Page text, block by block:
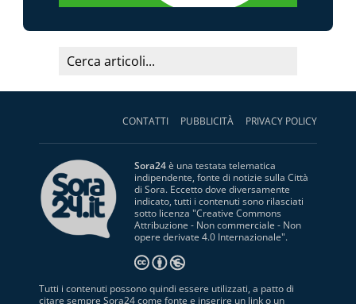
CONTATTI PUBBLICITÀ PRIVACY POLICY
Sora24è una testata telematica
indipendente, fonte di notizie sulla Città
di Sora. Eccetto dove diversamente
indicato, tutti i contenuti sono rilasciati
sotto licenza "Creative Commons
Attribuzione - Non commerciale - Non
opere derivate 4.0 Internazionale".
Tutti i contenuti possono quindi essere utilizzati, a patto di
citare sempre Sora24 come fonte e inserire un link o un